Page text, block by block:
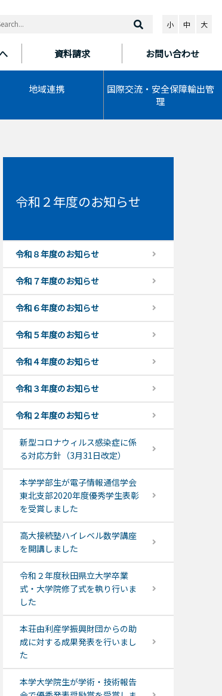
資料請求 お問い合わせ
地域連携
国際交流・安全保障輸出管
理
小 中 大
令和２年度のお知らせ
令和８年度のお知らせ
令和７年度のお知らせ
令和６年度のお知らせ
令和５年度のお知らせ
令和４年度のお知らせ
令和３年度のお知らせ
令和２年度のお知らせ
新型コロナウィルス感染症に係
る対応方針（3月31日改定）
本学学部生が電子情報通信学会
東北支部2020年度優秀学生表彰
を受賞しました
高大接続塾ハイレベル数学講座
を開講しました
令和２年度秋田県立大学卒業
式・大学院修了式を執り行いま
した
本荘由利産学振興財団からの助
成に対する成果発表を行いまし
た
本学大学院生が学術・技術報告